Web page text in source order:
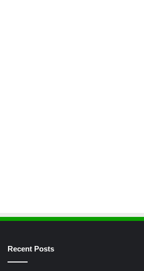
Recent Posts